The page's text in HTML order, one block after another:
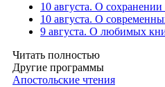
10 августа. О
10 августа. О
9 августа. О любимых
Читать полностью
Другие программы
Апостольские чтения